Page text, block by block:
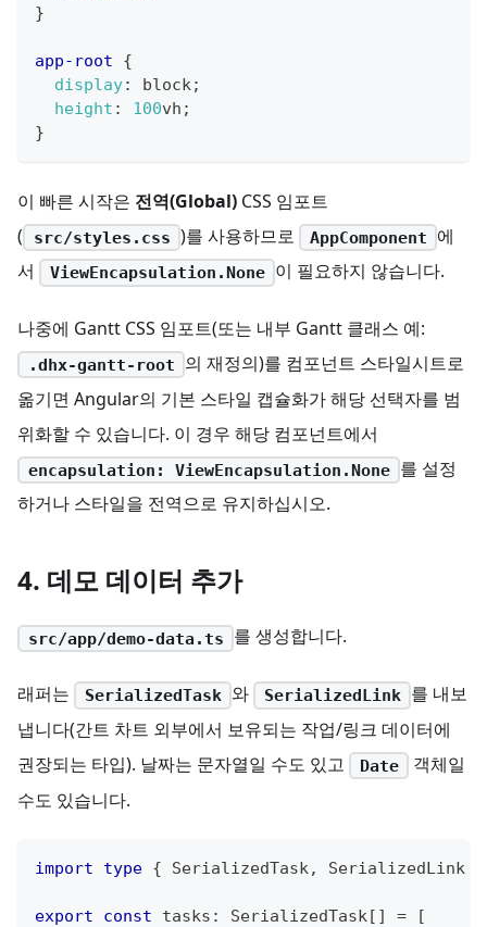
}
app-root
{
display: block ;
height : 100vh ;
}
이 빠른 시작은 전역(Global) CSS 임포트
(
src/styles.css )를 사용하므로 AppComponent
에
서
ViewEncapsulation.None 이 필요하지 않습니다.
나중에 Gantt CSS 임포트(또는 내부 Gantt 클래스 예:
.dhx-gantt-root
의 재정의)를 컴포넌트 스타일시트로
옮기면 Angular의 기본 스타일 캡슐화가 해당 선택자를 범
위화할 수 있습니다. 이 경우 해당 컴포넌트에서
encapsulation: ViewEncapsulation.None 를 설정
하거나 스타일을 전역으로 유지하십시오.
4. 데모 데이터 추가
src/app/demo-data.ts 를 생성합니다.
래퍼는 SerializedTask 와 SerializedLink 를 내보
냅니다(간트 차트 외부에서 보유되는 작업/링크 데이터에
권장되는 타입). 날짜는 문자열일 수도 있고
Date
객체일
수도 있습니다.
import type { SerializedTask, SerializedLink
export const tasks : SerializedTask[ ] =
[